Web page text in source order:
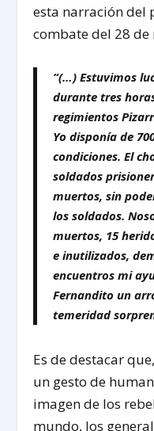
esta narración del
combate del 28 de
“(…) Estuvimos
durante tres
regimientos
Yo disponía de
condiciones. El
soldados
muertos, sin
los soldados.
muertos, 15
e inutilizados,
encuentros mi
Fernandito un
temeridad
Es de destacar
un gesto de
imagen de los
mundo, los